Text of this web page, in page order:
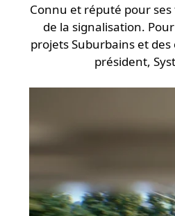
Connu et réputé pour
de la signalisation.
projets Suburbains et
président,